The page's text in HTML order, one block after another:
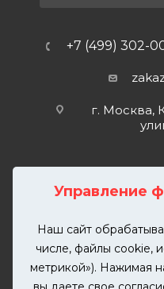
Управление
Наш сайт
числе, файлы cookie,
метрикой»). Нажимая
+7 (499) 302-
г. Москва,
2026 © KUTUZOVV |
автомобилей. Вся
ООО